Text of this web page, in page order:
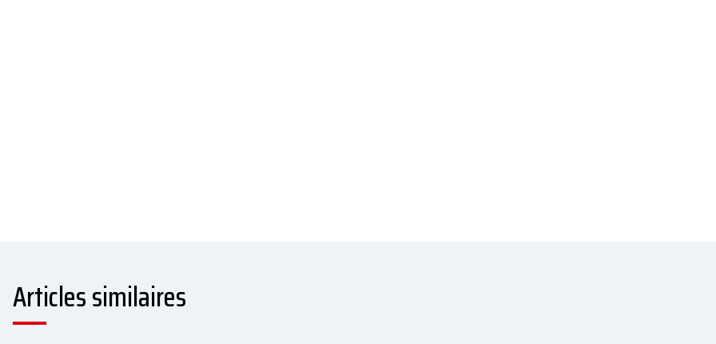
Articles similaires